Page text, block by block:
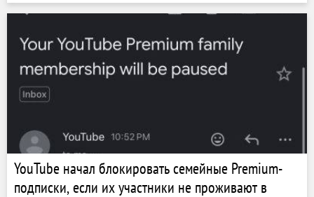
YouTube начал блокировать семейные Premium-
подписки, если их участники не проживают в